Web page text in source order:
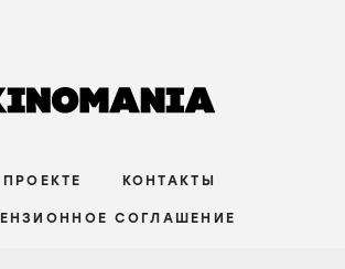
КОНТАКТЫ
СОГЛАШЕНИЕ